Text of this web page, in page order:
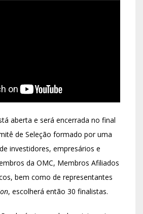
aberta e será encerrada no final
de Seleção formado por uma
investidores, empresários e
da OMC, Membros Afiliados
bem como de representantes
, escolherá então 30 finalistas.